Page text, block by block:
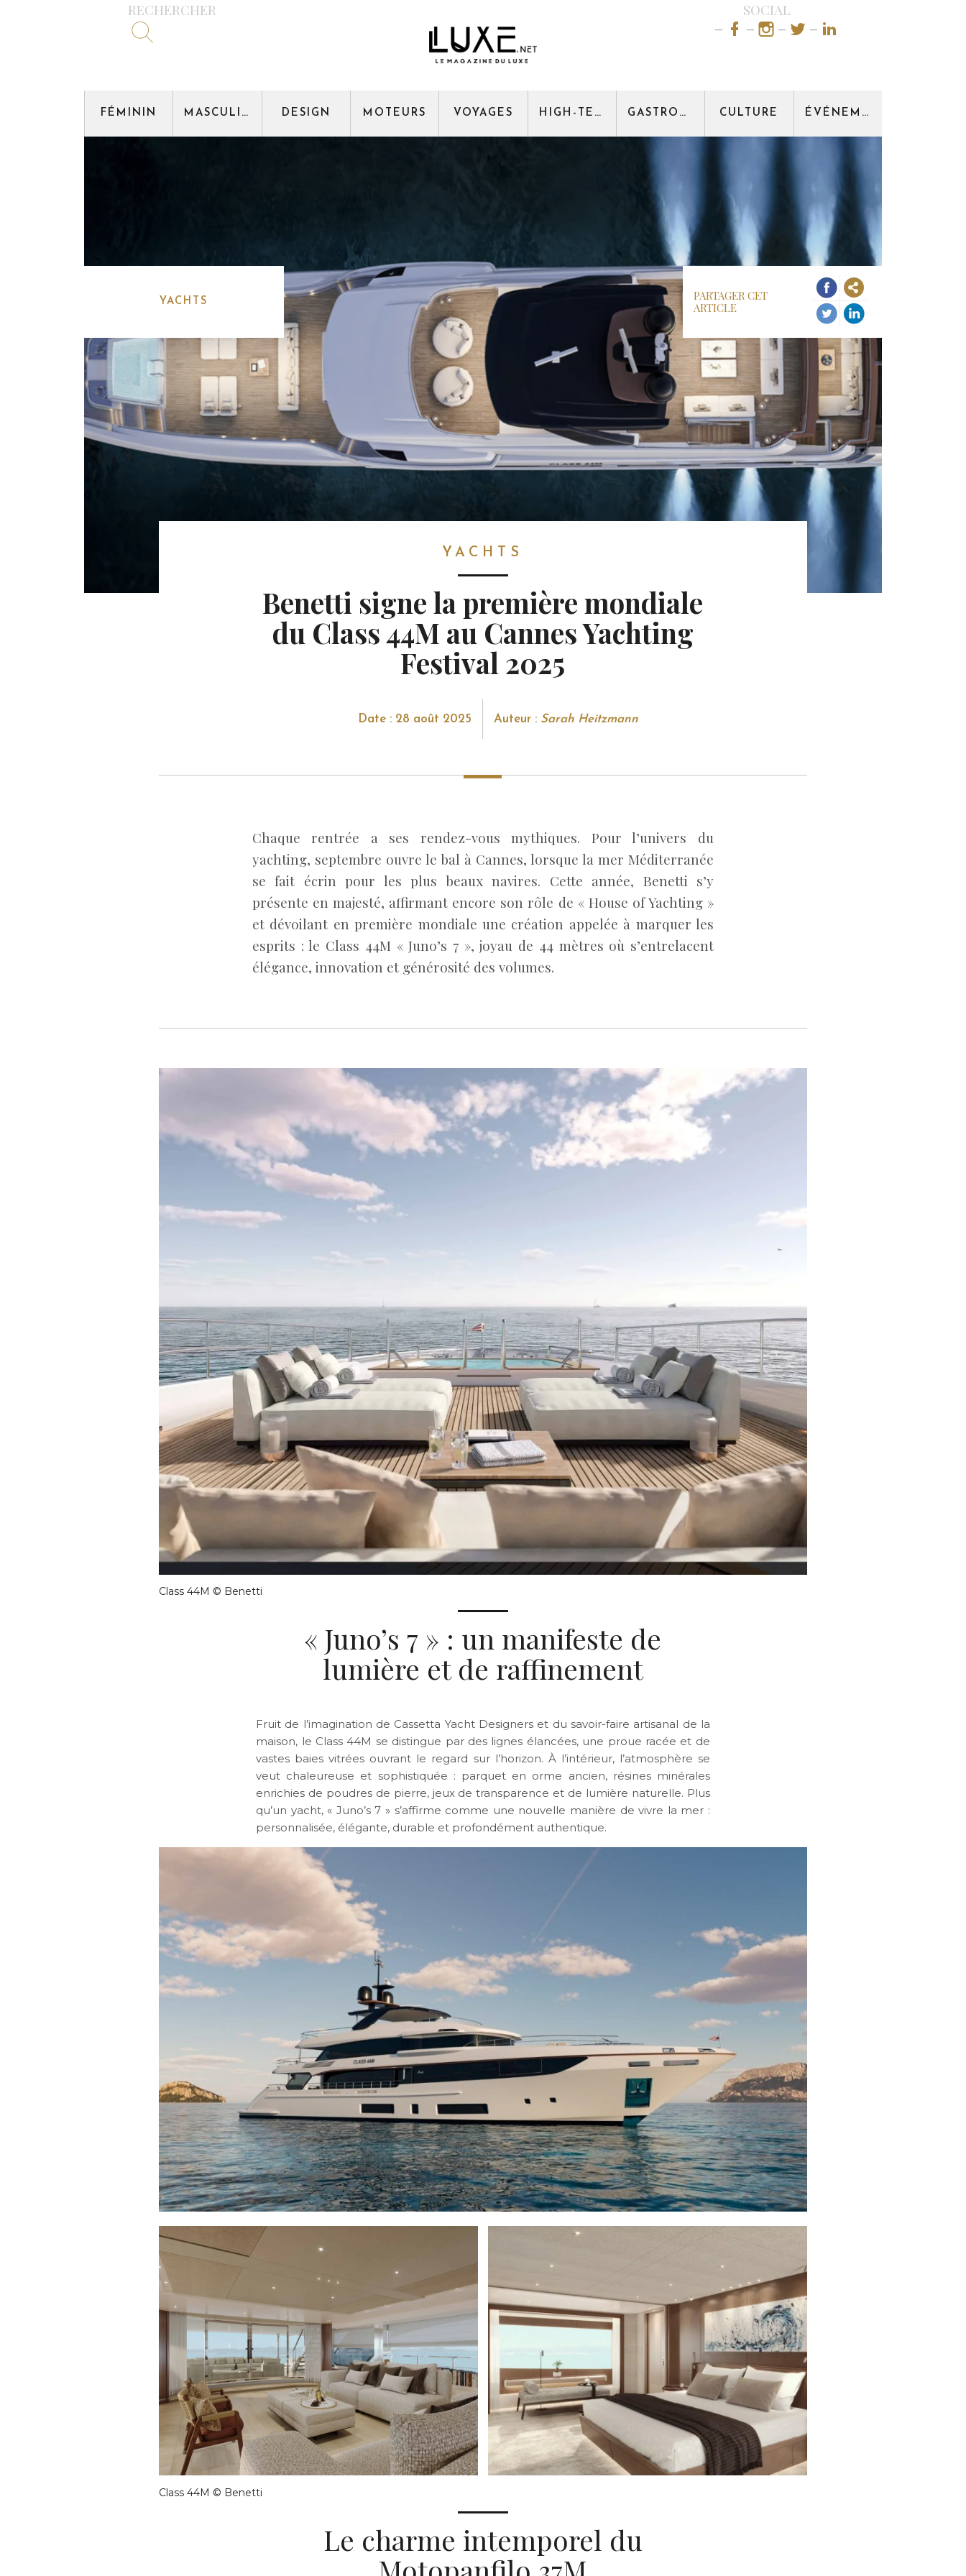
RECHERCHER SOCIAL
FÉMININ MASCULIN DESIGN MOTEURS VOYAGES HIGH-TECH GASTRONOMIE CULTURE ÉVÉNEMENT
YACHTS
PARTAGER CET
ARTICLE
YACHTS
Benetti signe la première mondiale
du Class 44M au Cannes Yachting
Festival 2025
Date : 28 août 2025 Auteur : Sarah Heitzmann
Chaque rentrée a ses rendez-vous mythiques. Pour l’univers du
yachting, septembre ouvre le bal à Cannes, lorsque la mer Méditerranée
se fait écrin pour les plus beaux navires. Cette année, Benetti s’y
présente en majesté, affirmant encore son rôle de « House of Yachting »
et dévoilant en première mondiale une création appelée à marquer les
esprits : le Class 44M « Juno’s 7 », joyau de 44 mètres où s’entrelacent
élégance, innovation et générosité des volumes.
Class 44M © Benetti
« Juno’s 7 » : un manifeste de
lumière et de raffinement
Fruit de l’imagination de Cassetta Yacht Designers et du savoir-faire artisanal de la
maison, le Class 44M se distingue par des lignes élancées, une proue racée et de
vastes baies vitrées ouvrant le regard sur l’horizon. À l’intérieur, l’atmosphère se
veut chaleureuse et sophistiquée : parquet en orme ancien, résines minérales
enrichies de poudres de pierre, jeux de transparence et de lumière naturelle. Plus
qu’un yacht, « Juno’s 7 » s’affirme comme une nouvelle manière de vivre la mer :
personnalisée, élégante, durable et profondément authentique.
Class 44M © Benetti
Le charme intemporel du